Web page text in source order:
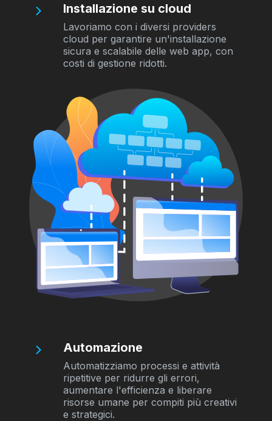
Installazione su cloud
Lavoriamo con i diversi providers
cloud per garantire un'installazione
sicura e scalabile delle web app, con
costi di gestione ridotti.
Automazione
Automatizziamo processi e attività
ripetitive per ridurre gli errori,
aumentare l'efficienza e liberare
risorse umane per compiti più creativi
e strategici.